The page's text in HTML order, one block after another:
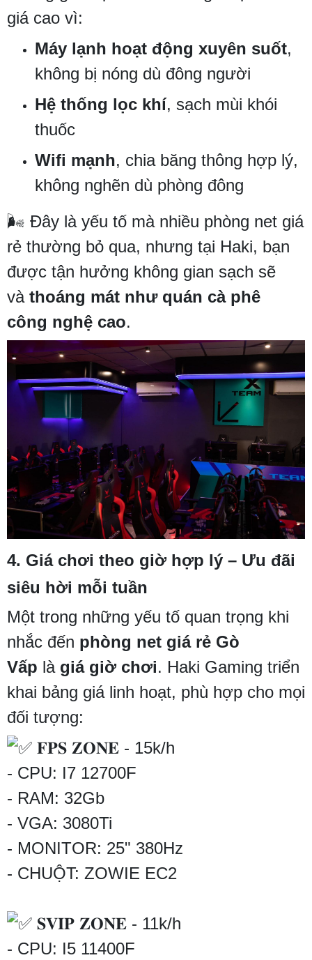
giá cao vì:
Máy lạnh hoạt động xuyên suốt,
không bị nóng dù đông người
Hệ thống lọc khí, sạch mùi khói
thuốc
Wifi mạnh, chia băng thông hợp lý,
không nghẽn dù phòng đông
🌬️ Đây là yếu tố mà nhiều phòng net giá
rẻ thường bỏ qua, nhưng tại Haki, bạn
được tận hưởng không gian sạch sẽ
và thoáng mát như quán cà phê
công nghệ cao.
4. Giá chơi theo giờ hợp lý – Ưu đãi
siêu hời mỗi tuần
Một trong những yếu tố quan trọng khi
nhắc đến phòng net giá rẻ Gò
Vấp là giá giờ chơi. Haki Gaming triển
khai bảng giá linh hoạt, phù hợp cho mọi
đối tượng:
𝐅𝐏𝐒 𝐙𝐎𝐍𝐄 - 15k/h
- CPU: I7 12700F
- RAM: 32Gb
- VGA: 3080Ti
- MONITOR: 25" 380Hz
- CHUỘT: ZOWIE EC2
𝐒𝐕𝐈𝐏 𝐙𝐎𝐍𝐄 - 11k/h
- CPU: I5 11400F